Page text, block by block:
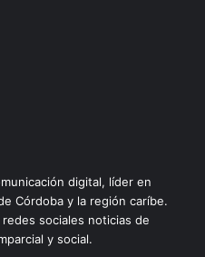
digital, líder en
Córdoba y la región caríbe.
sociales noticias de
y social.